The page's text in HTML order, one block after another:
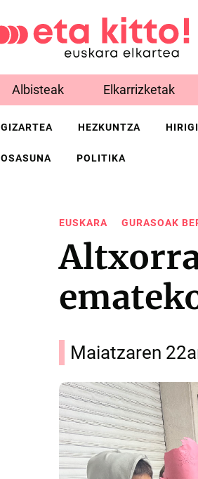
Albisteak Elkarrizketak
GIZARTEA HEZKUNTZA
OSASUNA POLITIKA
EUSKARA GURASOAK
Maiatzaren